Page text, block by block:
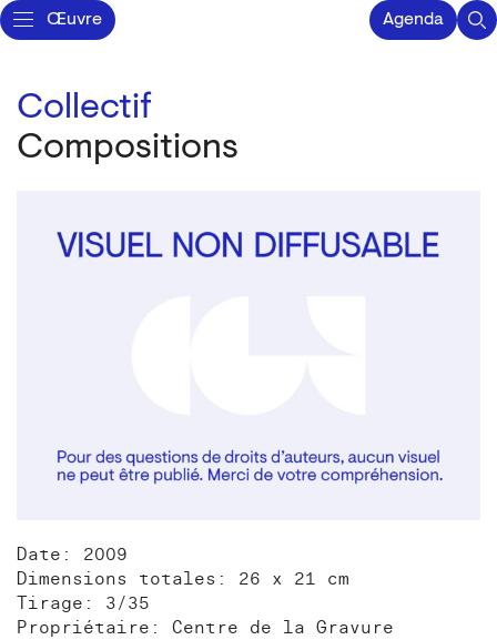
Œuvre Agenda
Collectif
Compositions
Date: 2009
Dimensions totales: 26 x 21 cm
Tirage: 3/35
Propriétaire: Centre de la Gravure